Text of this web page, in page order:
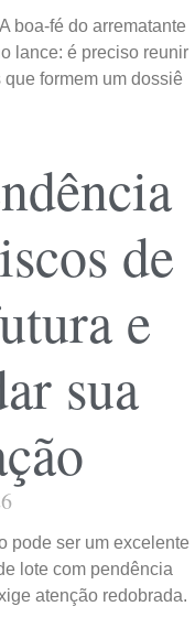
boa-fé do arrematante
lance: é preciso reunir
formem um dossiê
de
e
sua
pode ser um excelente
lote com pendência
atenção redobrada.